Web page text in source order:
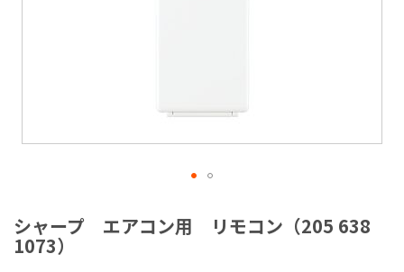
シャープ エアコン用 リモコン（205 638
1073）
メ
ー
ジ